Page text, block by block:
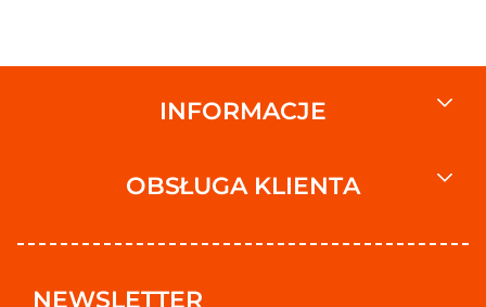
INFORMACJE
OBSŁUGA KLIENTA
NEWSLETTER